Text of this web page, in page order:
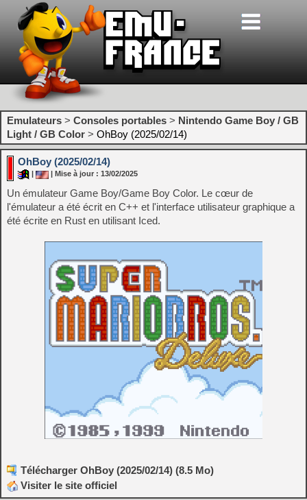
Emulateurs > Consoles portables > Nintendo Game Boy / GB
Light / GB Color > OhBoy (2025/02/14)
OhBoy (2025/02/14)
| Mise à jour : 13/02/2025
Un émulateur Game Boy/Game Boy Color. Le cœur de
l'émulateur a été écrit en C++ et l'interface utilisateur graphique a
été écrite en Rust en utilisant Iced.
Télécharger OhBoy (2025/02/14) (8.5 Mo)
Visiter le site officiel